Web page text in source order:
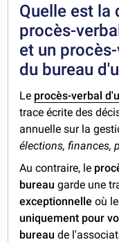
Quelle est la
procès-
et un
du bureau
Le procès-verbal
trace écrite des
annuelle sur la
élections, finances,
Au contraire, le
bureaugarde une
exceptionnelle où
uniquement pour
bureaude